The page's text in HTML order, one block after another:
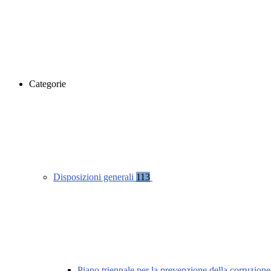
Categorie
Disposizioni generali 113